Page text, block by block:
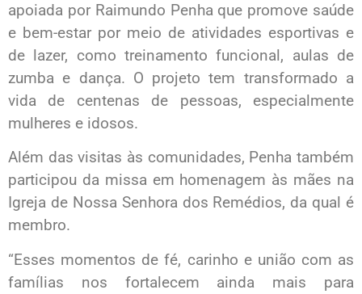
apoiada por Raimundo Penha que promove saúde
e bem-estar por meio de atividades esportivas e
de lazer, como treinamento funcional, aulas de
zumba e dança. O projeto tem transformado a
vida de centenas de pessoas, especialmente
mulheres e idosos.
Além das visitas às comunidades, Penha também
participou da missa em homenagem às mães na
Igreja de Nossa Senhora dos Remédios, da qual é
membro.
“Esses momentos de fé, carinho e união com as
famílias nos fortalecem ainda mais para